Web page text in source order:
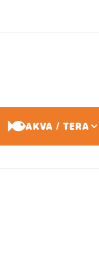
AKVA / TERA